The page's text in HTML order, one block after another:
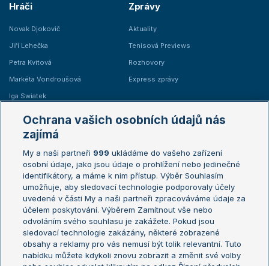
Hráči
Novak Djokovič
Jiří Lehečka
Petra Kvitová
Markéta Vondroušová
Iga Swiatek
Zprávy
Aktuality
Tenisová Previews
Rozhovory
Express zprávy
Žebříčky
Žebříček ATP (muži)
Žebříček WTA (ženy)
Sázkařský žebříček
Australian Open
French Open
Wimbledon
US Open
Turnaj mistrů
Turnaj mistryň
Aktualní trendy
Ochrana vašich osobních údajů nás
zajímá
My a naši partneři 999 ukládáme do vašeho zařízení
osobní údaje, jako jsou údaje o prohlížení nebo jedinečné
identifikátory, a máme k nim přístup. Výběr Souhlasím
umožňuje, aby sledovací technologie podporovaly účely
uvedené v části My a naši partneři zpracováváme údaje za
účelem poskytování. Výběrem Zamítnout vše nebo
odvoláním svého souhlasu je zakážete. Pokud jsou
sledovací technologie zakázány, některé zobrazené
obsahy a reklamy pro vás nemusí být tolik relevantní. Tuto
nabídku můžete kdykoli znovu zobrazit a změnit své volby